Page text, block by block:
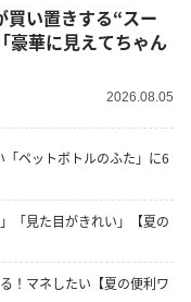
買い置きする“スー
豪華に見えてちゃん
2026.08.05
ペットボトルのふた」に6
「見た目がきれい」【夏の
！マネしたい【夏の便利ワ